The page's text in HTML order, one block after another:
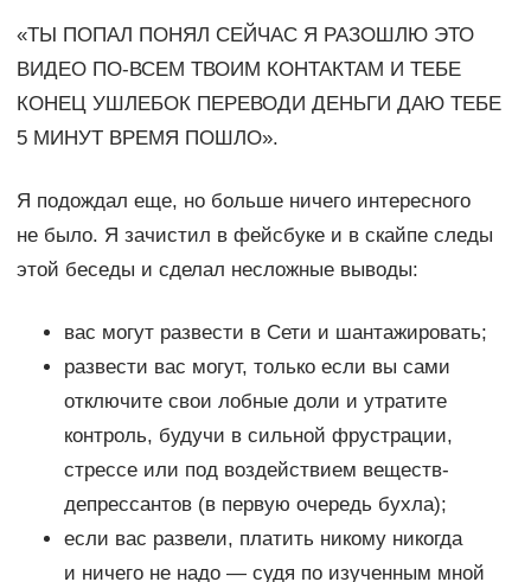
«ТЫ ПОПАЛ ПОНЯЛ СЕЙЧАС Я РАЗОШЛЮ ЭТО
ВИДЕО ПО-ВСЕМ ТВОИМ КОНТАКТАМ И ТЕБЕ
КОНЕЦ УШЛЕБОК ПЕРЕВОДИ ДЕНЬГИ ДАЮ ТЕБЕ
5 МИНУТ ВРЕМЯ ПОШЛО».
Я подождал еще, но больше ничего интересного
не было. Я зачистил в фейсбуке и в скайпе следы
этой беседы и сделал несложные выводы:
вас могут развести в Сети и шантажировать;
развести вас могут, только если вы сами
отключите свои лобные доли и утратите
контроль, будучи в сильной фрустрации,
стрессе или под воздействием веществ-
депрессантов (в первую очередь бухла);
если вас развели, платить никому никогда
и ничего не надо — судя по изученным мной